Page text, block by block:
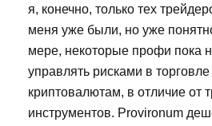
я, конечно, только тех
меня уже были, но уже
мере, некоторые профи пока
управлять рисками в
криптовалютам, в отличие от
инструментов. Provironum